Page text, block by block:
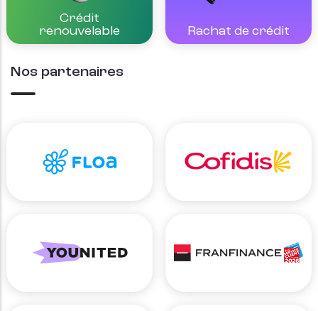
Crédit
renouvelable
Rachat de crédit
Nos partenaires